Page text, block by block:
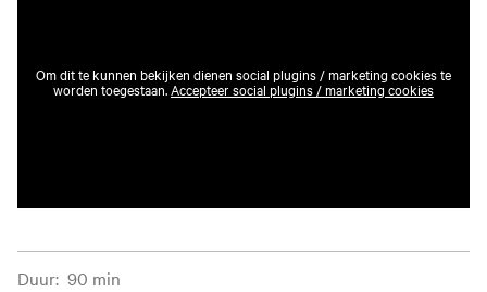
Om dit te kunnen bekijken dienen social plugins / marketing cookies te
worden toegestaan.Accepteer social plugins / marketing cookies
Filminformatie
Duur: 90 min